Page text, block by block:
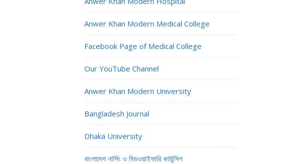
Anwer Khan Modern Medical College
Facebook Page of Medical College
Our YouTube Channel
Anwer Khan Modern University
Bangladesh Journal
Dhaka University
বাংলাদেশ নার্সিং ও মিডওয়াইফারি কাউন্সিল